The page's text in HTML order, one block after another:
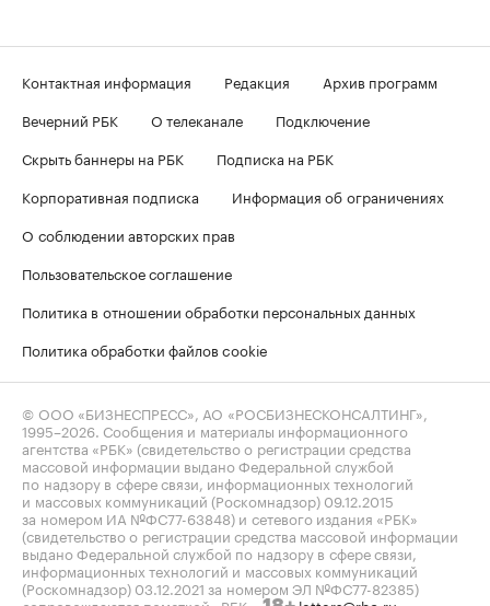
Контактная информация Редакция
Архив программ
Вечерний РБК
О телеканале
Подключение
Скрыть баннеры на РБК
Подписка на РБК
Корпоративная подписка
Информация об ограничениях
О соблюдении авторских прав
Пользовательское соглашение
Политика в отношении обработки персональных данных
Политика обработки файлов cookie
© ООО «БИЗНЕСПРЕСС», АО «РОСБИЗНЕСКОНСАЛТИНГ»,
1995–2026 . Сообщения и материалы информационного
агентства «РБК» (свидетельство о регистрации средства
массовой информации выдано Федеральной службой
по надзору в сфере связи, информационных технологий
и массовых коммуникаций (Роскомнадзор) 09.12.2015
за номером ИА №ФС77-63848) и сетевого издания «РБК»
(свидетельство о регистрации средства массовой информации
выдано Федеральной службой по надзору в сфере связи,
информационных технологий и массовых коммуникаций
(Роскомнадзор) 03.12.2021 за номером ЭЛ №ФС77-82385)